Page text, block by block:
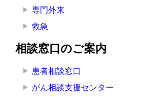
専門外来
救急
相談窓口のご案内
患者相談窓口
がん相談支援センター